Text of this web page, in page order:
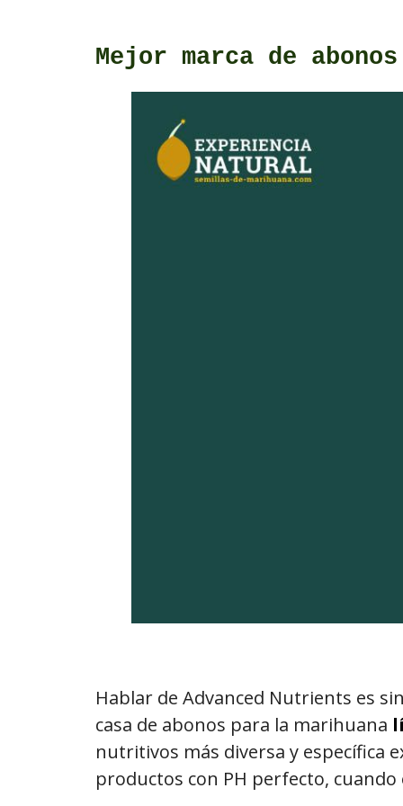
Mejor marca de
Hablar de Advanced Nutrients es
casa de abonos para la marihuana
nutritivos más diversa y específica
productos con PH perfecto,